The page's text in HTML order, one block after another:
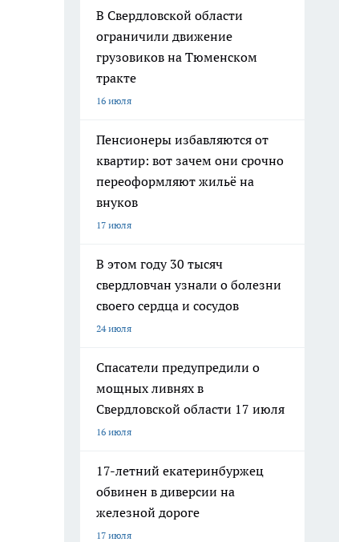
В Свердловской области
ограничили движение
грузовиков на Тюменском
тракте
16 июля
Пенсионеры избавляются от
квартир: вот зачем они срочно
переоформляют жильё на
внуков
17 июля
В этом году 30 тысяч
свердловчан узнали о болезни
своего сердца и сосудов
24 июля
Спасатели предупредили о
мощных ливнях в
Свердловской области 17 июля
16 июля
17-летний екатеринбуржец
обвинен в диверсии на
железной дороге
17 июля